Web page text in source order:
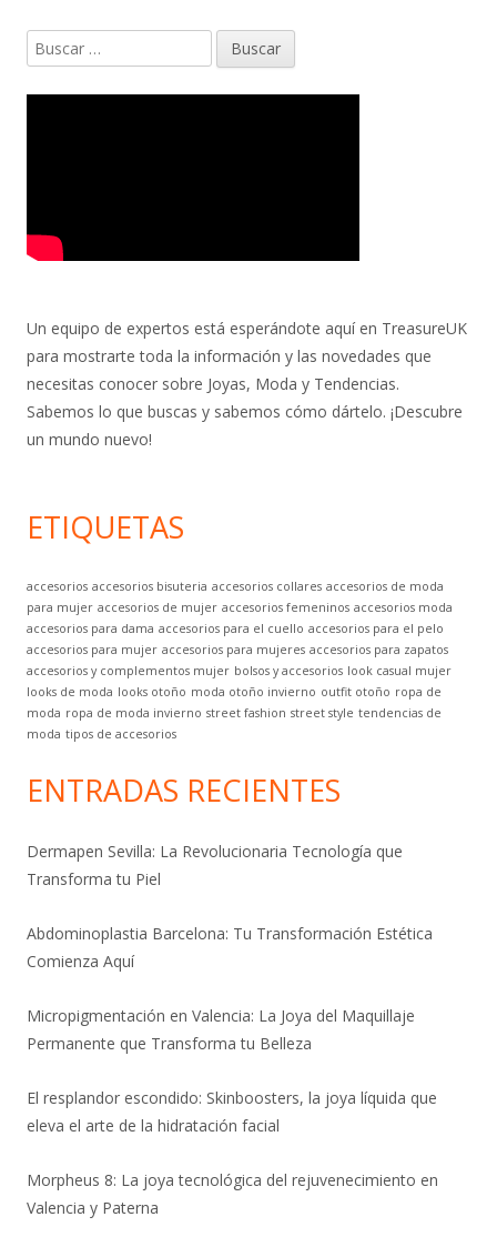
Buscar:
Un equipo de expertos está esperándote aquí en TreasureUK
para mostrarte toda la información y las novedades que
necesitas conocer sobre Joyas, Moda y Tendencias.
Sabemos lo que buscas y sabemos cómo dártelo. ¡Descubre
un mundo nuevo!
ETIQUETAS
accesorios accesorios bisuteria accesorios collares accesorios de moda
para mujer accesorios de mujer accesorios femeninos accesorios moda
accesorios para dama accesorios para el cuello accesorios para el pelo
accesorios para mujer accesorios para mujeres accesorios para zapatos
accesorios y complementos mujer bolsos y accesorios look casual mujer
looks de moda looks otoño moda otoño invierno outfit otoño ropa de
moda ropa de moda invierno street fashion street style tendencias de
moda tipos de accesorios
ENTRADAS RECIENTES
Dermapen Sevilla: La Revolucionaria Tecnología que
Transforma tu Piel
Abdominoplastia Barcelona: Tu Transformación Estética
Comienza Aquí
Micropigmentación en Valencia: La Joya del Maquillaje
Permanente que Transforma tu Belleza
El resplandor escondido: Skinboosters, la joya líquida que
eleva el arte de la hidratación facial
Morpheus 8: La joya tecnológica del rejuvenecimiento en
Valencia y Paterna